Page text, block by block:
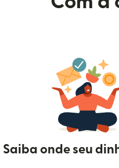
Saiba onde seu